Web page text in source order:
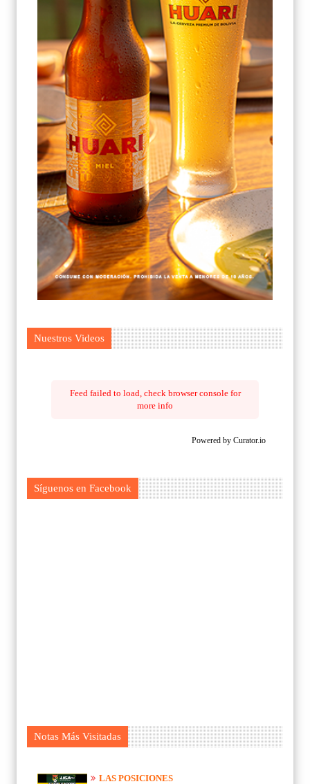
Nuestros Videos
Feed failed to load, check browser console for
more info
Powered by Curator.io
Síguenos en Facebook
Notas Más Visitadas
LAS POSICIONES